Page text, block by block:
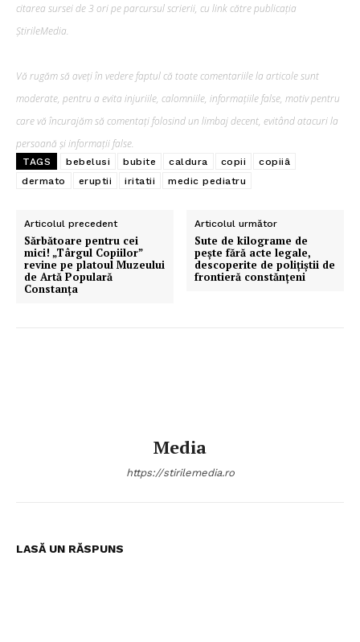
citarea sursei de 3 ori pe parcursul scrierii, cu link către publicația
ȘtirileMedia.
Vă rugăm să aveți în vedere faptul că toate comentariile la articole sunt
moderate, pentru a evita injuriile, calomniile, informațiile false, motiv pentru
care vă încurajăm să comentați folosind un limbaj decent, evitând atacuri la
persoană și informații false.
TAGS bebelusi bubite caldura copii
copiiâ
dermato
eruptii iritatii medic pediatru
Articolul precedent
Sărbătoare pentru cei
mici! „Târgul Copiilor”
revine pe platoul Muzeului
de Artă Populară
Constanța
Articolul următor
Sute de kilograme de
pește fără acte legale,
descoperite de polițiștii de
frontieră constănțeni
Media
https://stirilemedia.ro
LASĂ UN RĂSPUNS